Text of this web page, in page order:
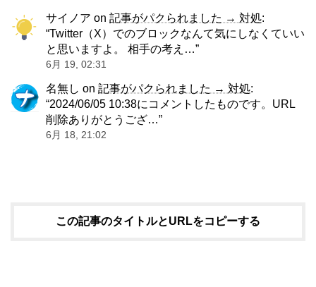
サイノア on 記事がパクられました → 対処:
“Twitter（X）でのブロックなんて気にしなくていい
と思いますよ。 相手の考え…”
6月 19, 02:31
名無し on 記事がパクられました → 対処:
“2024/06/05 10:38にコメントしたものです。URL
削除ありがとうござ…”
6月 18, 21:02
この記事のタイトルとURLをコピーする